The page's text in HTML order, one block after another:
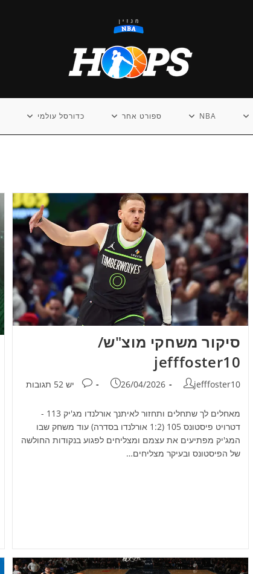
NBA ספורט אחר כדורסל עולמי
סיקור משחקי מוצ"ש/
jefffoster10
מחבר:
jefffoster10 פורסם:
26/04/2026 תגובות:
יש 52 תגובות
מאחלים לך שתחלים ותחזור לאיתנך אורלנדו מג'יק 113 -
דטרויט פיסטונס 105 (1:2 אורלנדו בסדרה) עוד משחק שבו
המג'יק מפתיעים את עצמם ומצליחים לפגוע בנקודות החולשה
של הפיסטונס ובעיקר מצליחים…